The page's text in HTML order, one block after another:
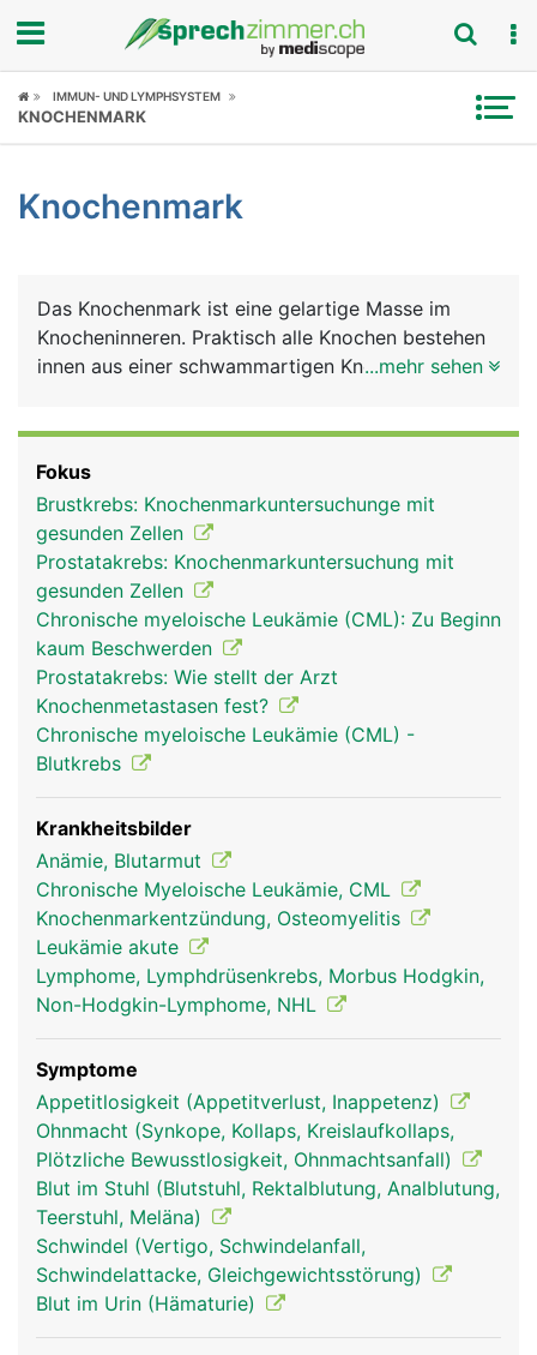
Fokus
Symptome
News
Rubriken
IMMUN- UND LYMPHSYSTEM
KNOCHENMARK
Knochenmark
Das Knochenmark ist eine gelartige Masse im
Knocheninneren. Praktisch alle Knochen bestehen
innen aus einer schwammartigen Knochenstruktur,
Blutzellen gebildet, die wichtige Aufgaben erfüllen.
Diese umfassen die roten Blutkörperchen
(Erythrozyten) zum Sauerstofftransport im Blut,
die weissen Blutkörperchen (Leukozyten) zur
Abwehr von Infektionen und die Blutplättchen
(Thrombozyten) zur Blutstillung. Im Knochenmark
wird ausserdem ein Teil des Blutes als "Reserve"
gespeichert. Bei einer Verletzung mit schnellem
Blutverlust können diese Blutreserven
herangezogen werden. Knochenmark ist nicht zu
verwechseln mit dem Rückenmark in der
Wirbelsäule.
...mehr sehen
Fokus
Brustkrebs: Knochenmarkuntersuchunge mit
gesunden Zellen
Prostatakrebs: Knochenmarkuntersuchung mit
gesunden Zellen
Chronische myeloische Leukämie (CML): Zu Beginn
kaum Beschwerden
Prostatakrebs: Wie stellt der Arzt
Knochenmetastasen fest?
Chronische myeloische Leukämie (CML) -
Blutkrebs
Krankheitsbilder
Anämie, Blutarmut
Chronische Myeloische Leukämie, CML
Knochenmarkentzündung, Osteomyelitis
Leukämie akute
Lymphome, Lymphdrüsenkrebs, Morbus Hodgkin,
Non-Hodgkin-Lymphome, NHL
Symptome
Appetitlosigkeit (Appetitverlust, Inappetenz)
Ohnmacht (Synkope, Kollaps, Kreislaufkollaps,
Plötzliche Bewusstlosigkeit, Ohnmachtsanfall)
Blut im Stuhl (Blutstuhl, Rektalblutung, Analblutung,
Teerstuhl, Meläna)
Schwindel (Vertigo, Schwindelanfall,
Schwindelattacke, Gleichgewichtsstörung)
Blut im Urin (Hämaturie)